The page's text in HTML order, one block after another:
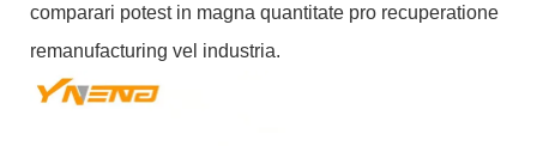
comparari potest in magna quantitate pro recuperatione
remanufacturing vel industria.